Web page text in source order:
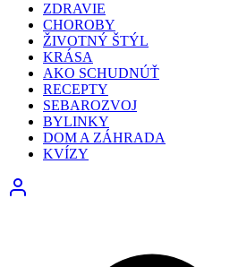
ZDRAVIE
CHOROBY
ŽIVOTNÝ ŠTÝL
KRÁSA
AKO SCHUDNÚŤ
RECEPTY
SEBAROZVOJ
BYLINKY
DOM A ZÁHRADA
KVÍZY